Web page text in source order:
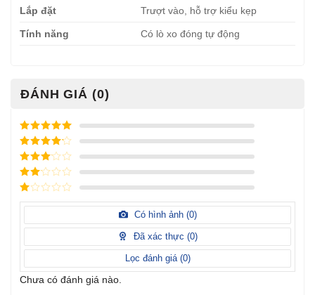
Lắp đặt Trượt vào, hỗ trợ kiểu kẹp
Tính năng Có lò xo đóng tự động
ĐÁNH GIÁ (0)
Được xếp
hạng
5
5
sao
Được xếp
hạng
4
5
sao
Được
xếp
hạng3
5 sao
Được
hạng
sao
Được
hạng
sao
Có hình ảnh (0)
Đã xác thực (0)
Lọc đánh giá (0)
Chưa có đánh giá nào.